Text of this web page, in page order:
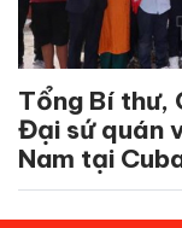
Tổng Bí thư,
Đại sứ quán
Nam tại